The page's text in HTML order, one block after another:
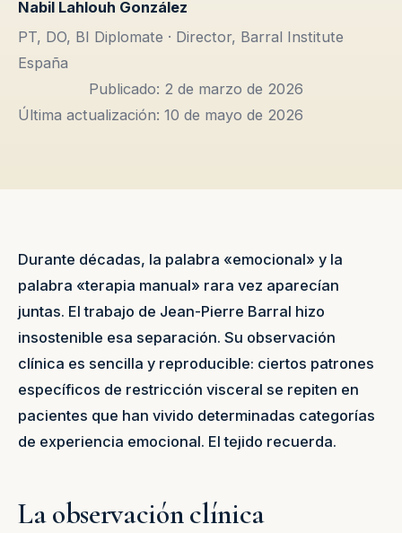
Nabil Lahlouh González
PT, DO, BI Diplomate · Director, Barral Institute
España
Publicado: 2 de marzo de 2026
Última actualización: 10 de mayo de 2026
Durante décadas, la palabra «emocional» y la
palabra «terapia manual» rara vez aparecían
juntas. El trabajo de Jean-Pierre Barral hizo
insostenible esa separación. Su observación
clínica es sencilla y reproducible: ciertos patrones
específicos de restricción visceral se repiten en
pacientes que han vivido determinadas categorías
de experiencia emocional. El tejido recuerda.
La observación clínica